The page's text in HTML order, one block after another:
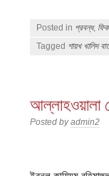
Posted in প্রবন্ধ,
Tagged শায়খ খালিদ
আল্লাহওয়ালা
Posted byadmin2